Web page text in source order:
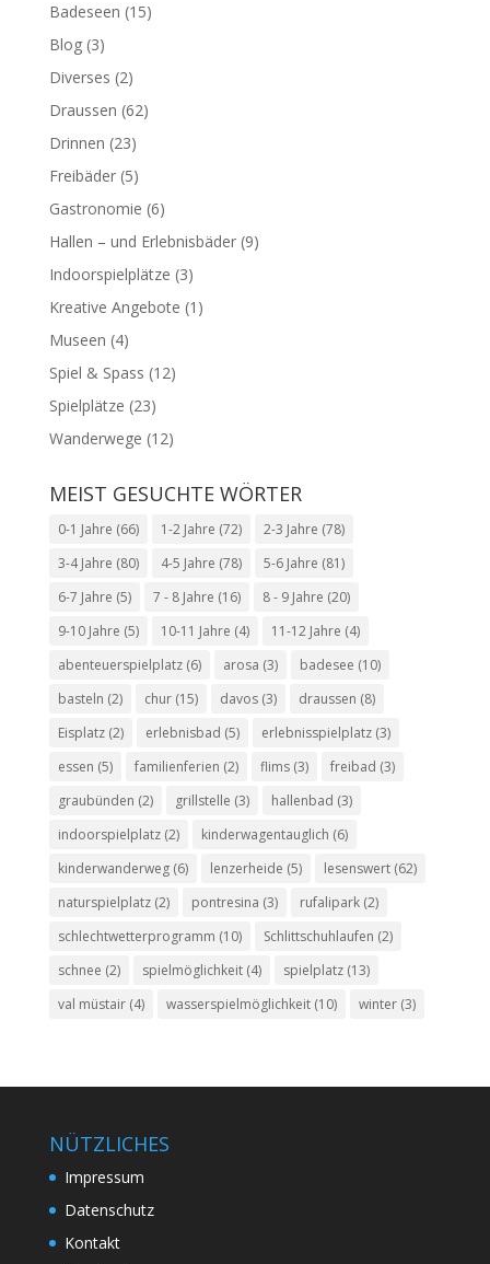
Badeseen (15)
Blog(3)
Diverses (2)
Draussen (62)
Drinnen (23)
Freibäder(5)
Gastronomie (6)
Hallen – und Erlebnisbäder(9)
Indoorspielplätze (3)
Kreative Angebote (1)
Museen (4)
Spiel & Spass (12)
Spielplätze (23)
Wanderwege (12)
MEIST GESUCHTE WÖRTER
0-1 Jahre (66) 1-2 Jahre (72) 2-3 Jahre (78)
3-4 Jahre (80) 4-5 Jahre (78) 5-6 Jahre (81)
6-7 Jahre (5) 7 - 8 Jahre (16) 8 - 9 Jahre (20)
9-10 Jahre (5) 10-11 Jahre (4) 11-12 Jahre (4)
abenteuerspielplatz(6) arosa (3) badesee (10)
basteln (2) chur(15) davos(3) draussen (8)
Eisplatz(2) erlebnisbad (5) erlebnisspielplatz(3)
essen (5) familienferien (2) flims(3) freibad (3)
graubünden (2) grillstelle (3) hallenbad (3)
indoorspielplatz(2) kinderwagentauglich (6)
kinderwanderweg(6) lenzerheide (5) lesenswert(62)
naturspielplatz(2) pontresina (3) rufalipark(2)
schlechtwetterprogramm (10) Schlittschuhlaufen (2)
schnee (2) spielmöglichkeit(4) spielplatz(13)
val müstair(4) wasserspielmöglichkeit(10) winter(3)
NÜTZLICHES
Impressum
Datenschutz
Kontakt